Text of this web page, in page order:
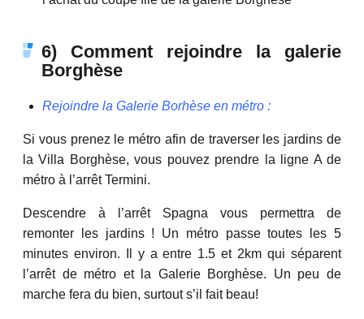
6) Comment rejoindre la galerie
Borghèse
Rejoindre la Galerie Borhèse en métro :
Si vous prenez le métro afin de traverser les jardins de
la Villa Borghèse, vous pouvez prendre la ligne A de
métro à l’arrêt Termini.
Descendre à l’arrêt Spagna vous permettra de
remonter les jardins ! Un métro passe toutes les 5
minutes environ. Il y a entre 1.5 et 2km qui séparent
l’arrêt de métro et la Galerie Borghèse. Un peu de
marche fera du bien, surtout s’il fait beau!